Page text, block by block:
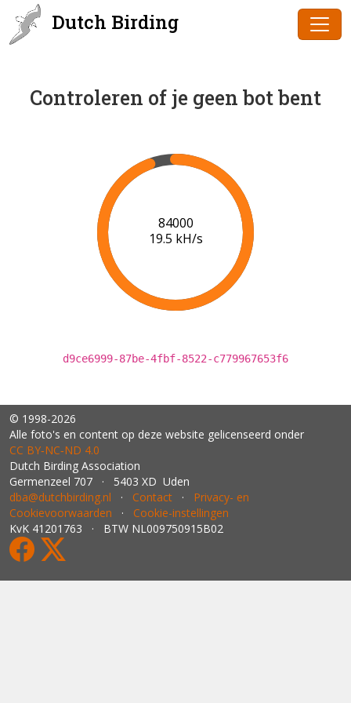
Dutch Birding
Controleren of je geen bot bent
85000
19.6 kH/s
d9ce6999-87be-4fbf-8522-c779967653f6
© 1998-2026
Alle foto's en content op deze website gelicenseerd onder
CC BY‑NC‑ND 4.0
Dutch Birding Association
Germenzeel 707 · 5403 XD Uden
dba@dutchbirding.nl · Contact · Privacy- en
Cookievoorwaarden · Cookie-instellingen
KvK 41201763 · BTW NL009750915B02